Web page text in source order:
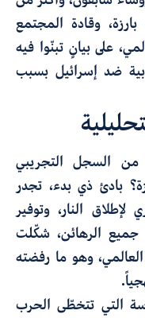
بارزة، وقادة المجتمع
على بيانٍ تبنّوا فيه
ضد إسرائيل بسبب
من السجل التجريبي
بادئ ذي بدء، تجدر
النار، وتوفير
جميع الرهائن، شكّلت
وهو ما رفضته
التي تتخطّى الحرب